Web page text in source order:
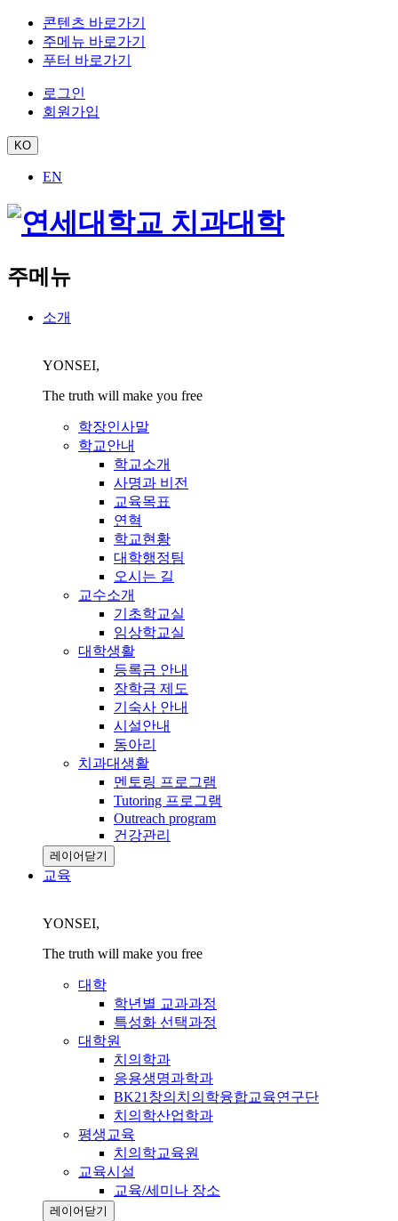
콘텐츠 바로가기
주메뉴 바로가기
푸터 바로가기
로그인
회원가입
KO
EN
주메뉴
소개
YONSEI,
The truth will make you free
학장인사말
학교안내
학교소개
사명과 비전
교육목표
연혁
학교현황
대학행정팀
오시는 길
교수소개
기초학교실
임상학교실
대학생활
등록금 안내
장학금 제도
기숙사 안내
시설안내
동아리
치과대생활
멘토링 프로그램
Tutoring 프로그램
Outreach program
건강관리
레이어닫기
교육
YONSEI,
The truth will make you free
대학
학년별 교과과정
특성화 선택과정
대학원
치의학과
응용생명과학과
BK21창의치의학융합교육연구단
치의학산업학과
평생교육
치의학교육원
교육시설
교육/세미나 장소
레이어닫기